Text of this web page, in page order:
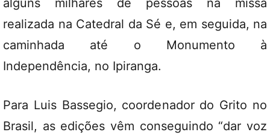
alguns milhares de pessoas na missa
realizada na Catedral da Sé e, em seguida, na
caminhada até o Monumento à
Independência, no Ipiranga.
Para Luis Bassegio, coordenador do Grito no
Brasil, as edições vêm conseguindo “dar voz